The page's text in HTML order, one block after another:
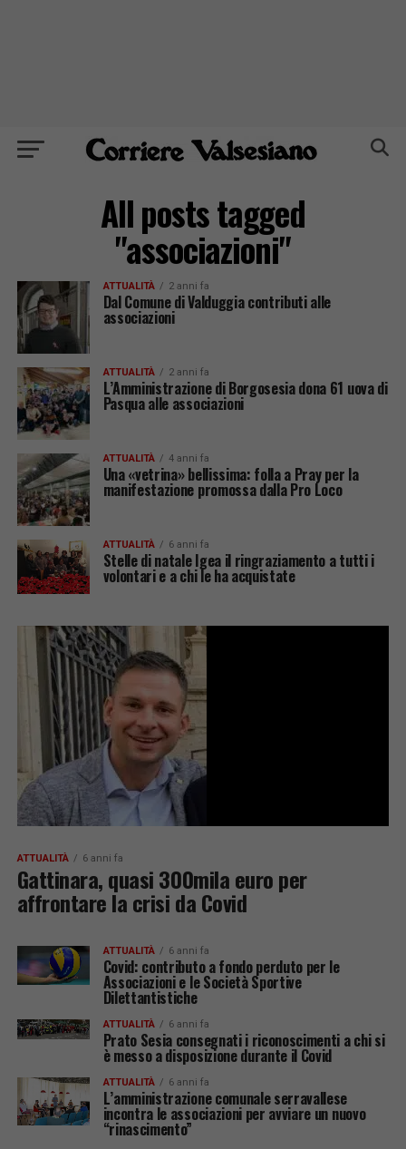
All posts tagged
"associazioni"
ATTUALITÀ 2 anni fa
Dal Comune di Valduggia contributi alle
associazioni
ATTUALITÀ 2 anni fa
L’Amministrazione di Borgosesia dona 61 uova di
Pasqua alle associazioni
ATTUALITÀ 4 anni fa
Una «vetrina» bellissima: folla a Pray per la
manifestazione promossa dalla Pro Loco
ATTUALITÀ 6 anni fa
Stelle di natale Igea il ringraziamento a tutti i
volontari e a chi le ha acquistate
ATTUALITÀ 6 anni fa
Gattinara, quasi 300mila euro per
affrontare la crisi da Covid
ATTUALITÀ 6 anni fa
Covid: contributo a fondo perduto per le
Associazioni e le Società Sportive
Dilettantistiche
ATTUALITÀ 6 anni fa
Prato Sesia consegnati i riconoscimenti a chi si
è messo a disposizione durante il Covid
ATTUALITÀ 6 anni fa
L’amministrazione comunale serravallese
incontra le associazioni per avviare un nuovo
“rinascimento”